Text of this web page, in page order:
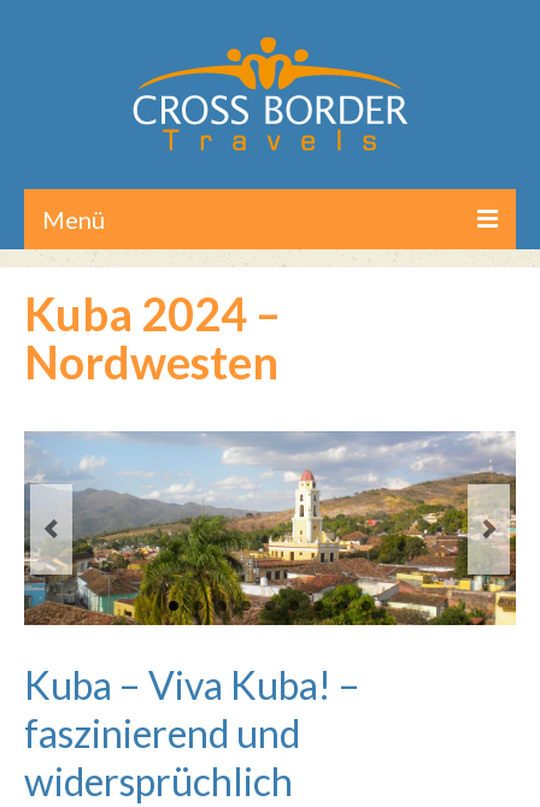
Menü
Reisen/Touren
Aktuelles
Über CB-Travels
Kontakt
Kuba 2024 –
Nordwesten
Kuba – Viva Kuba! –
faszinierend und
widersprüchlich